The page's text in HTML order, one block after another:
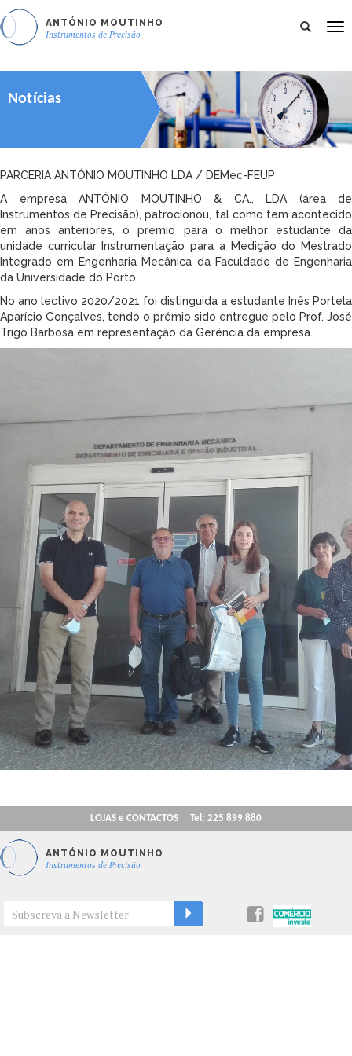
ANTÓNIO MOUTINHO
Instrumentos de Precisão
Notícias
PARCERIA ANTÓNIO MOUTINHO LDA / DEMec-FEUP
A empresa ANTÓNIO MOUTINHO & CA., LDA (área de
Instrumentos de Precisão), patrocionou, tal como tem acontecido
em anos anteriores, o prémio para o melhor estudante da
unidade curricular Instrumentação para a Medição do Mestrado
Integrado em Engenharia Mecânica da Faculdade de Engenharia
da Universidade do Porto.
No ano lectivo 2020/2021 foi distinguida a estudante Inês Portela
Aparício Gonçalves, tendo o prémio sido entregue pelo Prof. José
Trigo Barbosa em representação da Gerência da empresa.
LOJAS e CONTACTOS Tel: 225 899 880
ANTÓNIO MOUTINHO
Instrumentos de Precisão